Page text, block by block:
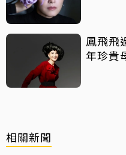
鳳飛飛
年珍貴
相關新聞